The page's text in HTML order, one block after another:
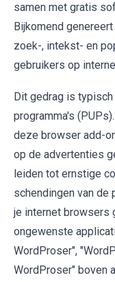
samen met gratis
Bijkomend
zoek-, intekst- en
gebruikers op
Dit gedrag is
programma's
deze browser add-
op de advertenties
leiden tot ernstige
schendingen van de
je internet browsers
ongewenste
WordProser",
WordProser" boven